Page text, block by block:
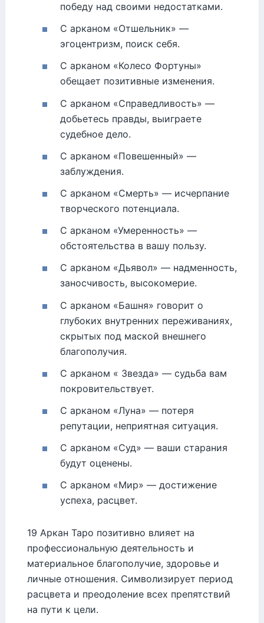
победу над своими недостатками.
С арканом «Отшельник» —
эгоцентризм, поиск себя.
С арканом «Колесо Фортуны»
обещает позитивные изменения.
С арканом «Справедливость» —
добьетесь правды, выиграете
судебное дело.
С арканом «Повешенный» —
заблуждения.
С арканом «Смерть» — исчерпание
творческого потенциала.
С арканом «Умеренность» —
обстоятельства в вашу пользу.
С арканом «Дьявол» — надменность,
заносчивость, высокомерие.
С арканом «Башня» говорит о
глубоких внутренних переживаниях,
скрытых под маской внешнего
благополучия.
С арканом « Звезда» — судьба вам
покровительствует.
С арканом «Луна» — потеря
репутации, неприятная ситуация.
С арканом «Суд» — ваши старания
будут оценены.
С арканом «Мир» — достижение
успеха, расцвет.
19 Аркан Таро позитивно влияет на
профессиональную деятельность и
материальное благополучие, здоровье и
личные отношения. Символизирует период
расцвета и преодоление всех препятствий
на пути к цели.